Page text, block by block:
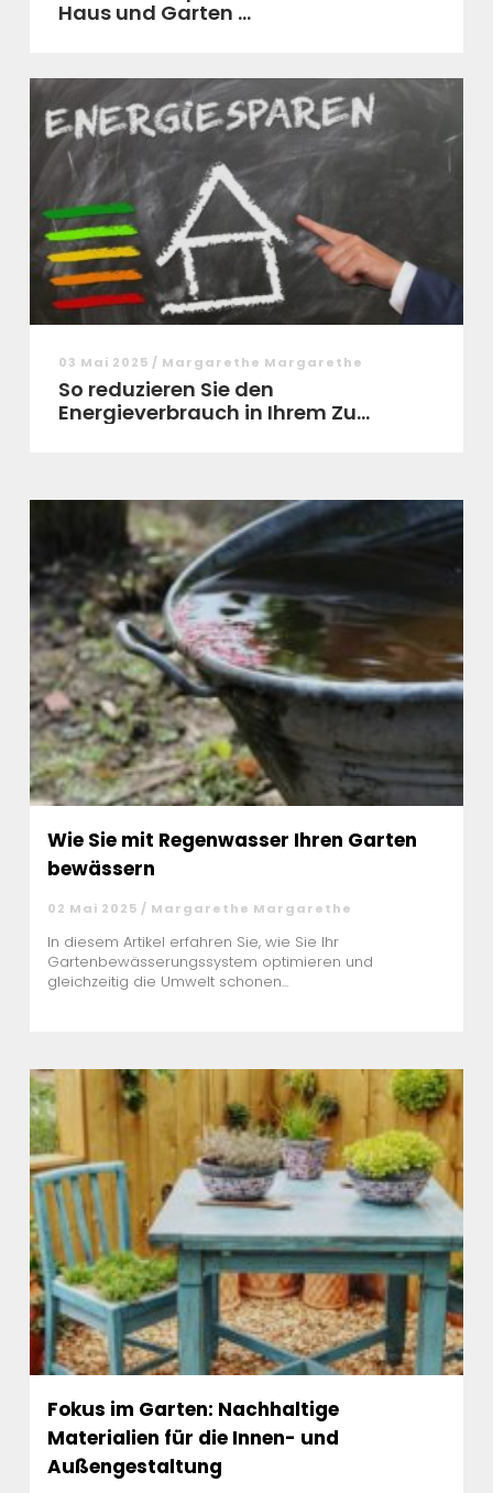
Haus und Garten ...
03 Mai 2025 / Margarethe Margarethe
So reduzieren Sie den
Energieverbrauch in Ihrem Zu...
Wie Sie mit Regenwasser Ihren Garten
bewässern
02 Mai 2025 / Margarethe Margarethe
In diesem Artikel erfahren Sie, wie Sie Ihr
Gartenbewässerungssystem optimieren und
gleichzeitig die Umwelt schonen...
Fokus im Garten: Nachhaltige
Materialien für die Innen- und
Außengestaltung